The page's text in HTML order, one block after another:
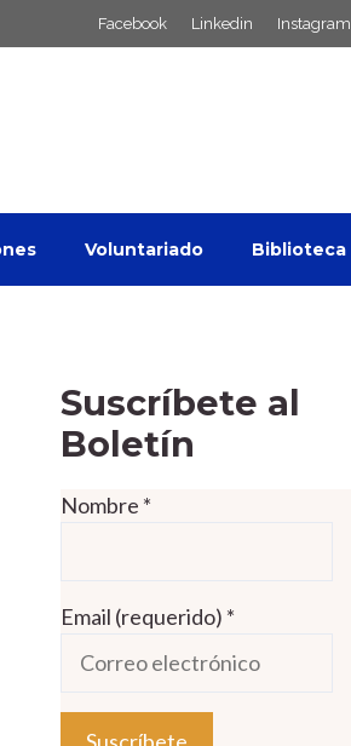
Facebook Linkedin Instagram
Voluntariado Biblioteca
Suscríbete al
Boletín
Nombre *
Email (requerido) *